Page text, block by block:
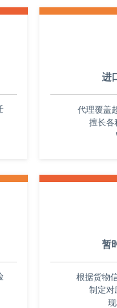
代理覆盖
擅长各
进
根据货物
制定对
暂